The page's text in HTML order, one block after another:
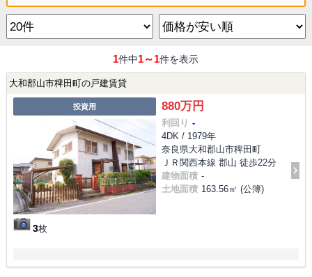
1件中1～1件を表示
大和郡山市稗田町の戸建賃貸
投資用
3枚
880万円
利回り -
4DK / 1979年
奈良県大和郡山市稗田町
ＪＲ関西本線 郡山 徒歩22分
建物面積 -
土地面積 163.56㎡ (公簿)